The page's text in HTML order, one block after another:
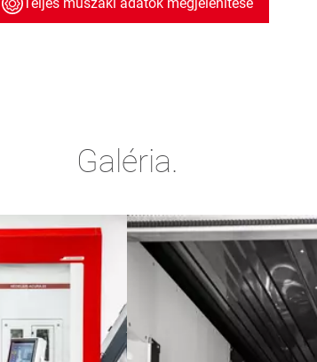
Galéria.